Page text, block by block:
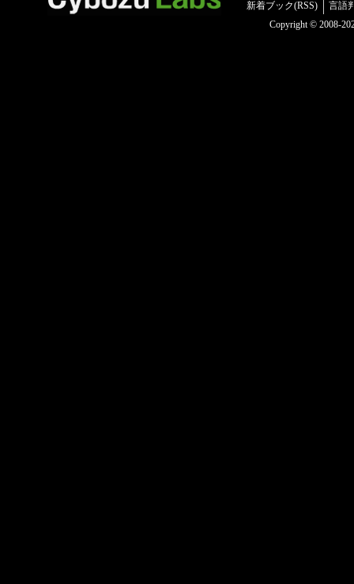
新着ブック(RSS)
言語
Copyright © 2008-